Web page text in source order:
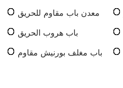
معدن باب مقاوم للحريق
باب هروب الحريق
باب مغلف بورنيش مقاوم